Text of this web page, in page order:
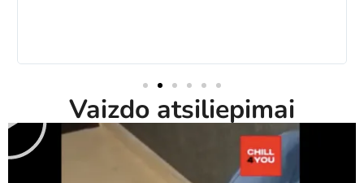
Vaizdo atsiliepimai